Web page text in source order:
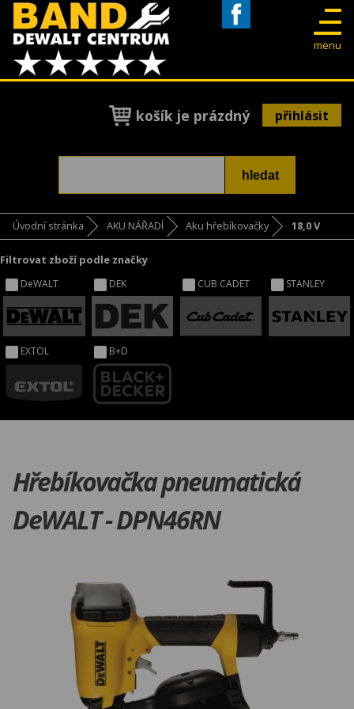
menu
košík je prázdný přihlásit
Úvodní stránka AKU NÁŘADÍ Aku hřebíkovačky 18,0 V
Filtrovat zboží podle značky
DeWALT DEK CUB CADET STANLEY
EXTOL B+D
Hřebíkovačka pneumatická
DeWALT - DPN46RN